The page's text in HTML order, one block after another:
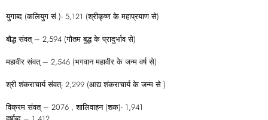
युगाब्द (कलियुग सं.)- 5,121 (श्रीकृष्ण के महाप्रयाण से)
बौद्ध संवत्‌ – 2,594 (गौतम बुद्ध के प्रादुर्भाव से)
महावीर संवत्‌ – 2,546 (भगवान महावीर के जन्म वर्ष से)
श्री शंकराचार्य संवत्‌- 2,299 (आद्य शंकराचार्य के जन्म से )
विक्रम संवत्‌ – 2076 , शालिवाहन (शक)- 1,941